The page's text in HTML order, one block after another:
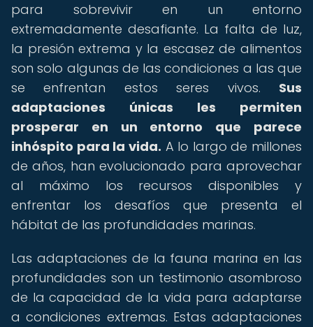
para sobrevivir en un entorno
extremadamente desafiante. La falta de luz,
la presión extrema y la escasez de alimentos
son solo algunas de las condiciones a las que
se enfrentan estos seres vivos. Sus
adaptaciones únicas les permiten
prosperar en un entorno que parece
inhóspito para la vida. A lo largo de millones
de años, han evolucionado para aprovechar
al máximo los recursos disponibles y
enfrentar los desafíos que presenta el
hábitat de las profundidades marinas.
Las adaptaciones de la fauna marina en las
profundidades son un testimonio asombroso
de la capacidad de la vida para adaptarse
a condiciones extremas. Estas adaptaciones